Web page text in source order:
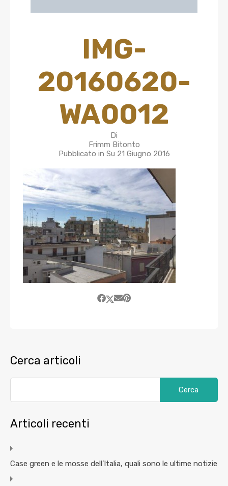
IMG-
20160620-
WA0012
Di
Frimm Bitonto
Pubblicato in Su 21 Giugno 2016
Cerca articoli
Articoli recenti
Case green e le mosse dell’Italia, quali sono le ultime notizie